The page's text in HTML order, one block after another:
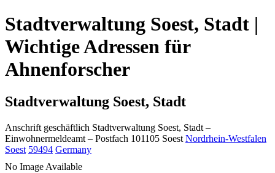
Stadtverwaltung Soest, Stadt |
Wichtige Adressen für
Ahnenforscher
Stadtverwaltung Soest, Stadt
Anschrift geschäftlich Stadtverwaltung Soest, Stadt –
Einwohnermeldeamt – Postfach 101105 Soest Nordrhein-Westfalen
Soest 59494 Germany
No Image Available